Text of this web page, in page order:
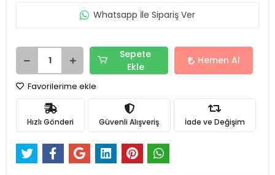
Whatsapp İle Sipariş Ver
Sepete
Ekle
Hemen Al
Favorilerime ekle
Hızlı Gönderi Güvenli Alışveriş İade ve Değişim